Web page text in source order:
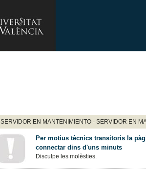
SERVIDOR EN MANTENIMIENTO - SERVIDOR EN
Per motius tècnics transitoris la
connectar dins d'uns minuts
Disculpe les molèsties.